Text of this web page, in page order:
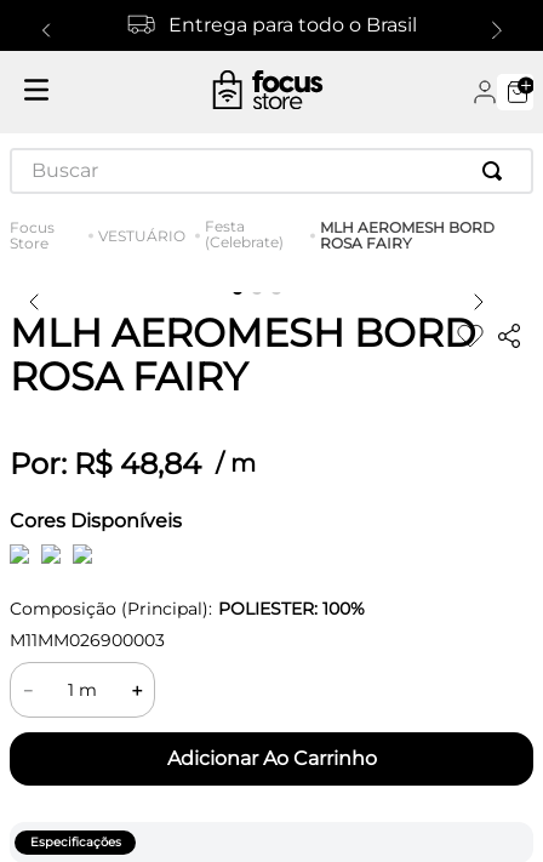
Entrega para todo o Brasil
Buscar
VESTUÁRIO
Festa
(Celebrate)
MLH AEROMESH BORD
ROSA FAIRY
MLH AEROMESH BORD
ROSA FAIRY
Por: R$ 48,84 / m
Cores Disponíveis
Composição (Principal): POLIESTER: 100%
M11MM026900003
＋
－
Especificações